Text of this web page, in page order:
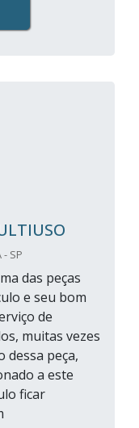
- SP
das peças
e seu bom
de
muitas vezes
dessa peça,
a este
ficar